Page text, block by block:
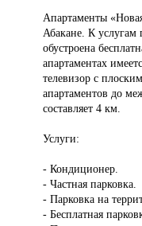
Апартаменты
Абакане. К услугам
обустроена
апартаментах
телевизор с
апартаментов до
составляет 4 км.
Услуги:
- Кондиционер.
- Частная парковка.
- Парковка на
- Бесплатная